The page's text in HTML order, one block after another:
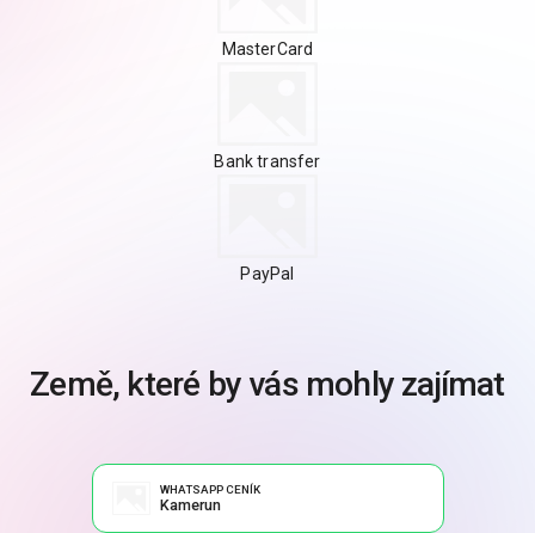
MasterCard
Bank transfer
PayPal
Země, které by vás mohly zajímat
WHATSAPP CENÍK
Kamerun